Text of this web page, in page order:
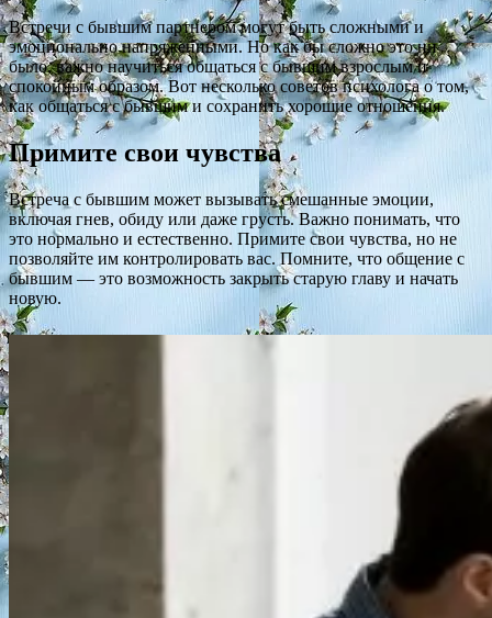
Встречи с бывшим партнером могут быть сложными и
эмоционально напряженными. Но как бы сложно это ни
было, важно научиться общаться с бывшим взрослым и
спокойным образом. Вот несколько советов психолога о том,
как общаться с бывшим и сохранить хорошие отношения.
Примите свои чувства
Встреча с бывшим может вызывать смешанные эмоции,
включая гнев, обиду или даже грусть. Важно понимать, что
это нормально и естественно. Примите свои чувства, но не
позволяйте им контролировать вас. Помните, что общение с
бывшим — это возможность закрыть старую главу и начать
новую.